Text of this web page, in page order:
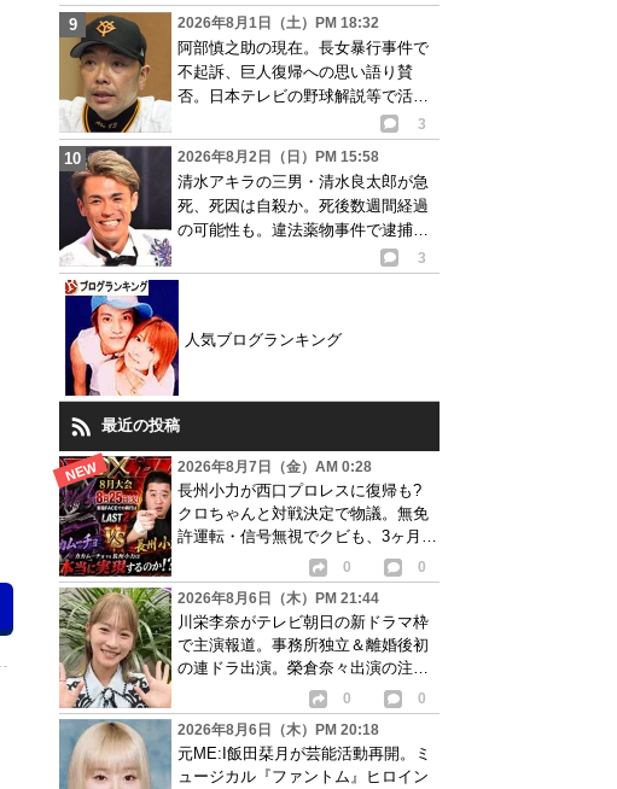
2026年8月1日（土）PM 18:32
阿部慎之助の現在。長女暴行事件で
不起訴、巨人復帰への思い語り賛
否。日本テレビの野球解説等で活動
3
2026年8月2日（日）PM 15:58
清水アキラの三男・清水良太郎が急
死、死因は自殺か。死後数週間経過
の可能性も。違法薬物事件で逮捕、
3
人気ブログランキング
最近の投稿
2026年8月7日（金）AM 0:28
長州小力が西口プロレスに復帰も?
クロちゃんと対戦決定で物議。無免
許運転・信号無視でクビも、3ヶ月で
0
0
2026年8月6日（木）PM 21:44
川栄李奈がテレビ朝日の新ドラマ枠
で主演報道。事務所独立＆離婚後初
の連ドラ出演。榮倉奈々出演の注目
0
0
2026年8月6日（木）PM 20:18
元ME:I飯田栞月が芸能活動再開。ミ
ュージカル『ファントム』ヒロイン